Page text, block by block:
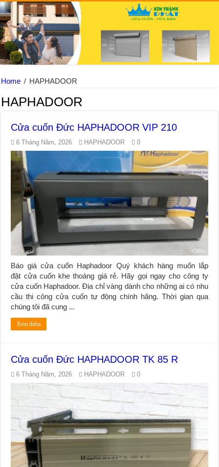
Home / HAPHADOOR
HAPHADOOR
Cửa cuốn Đức HAPHADOOR VIP 210
6 Tháng Năm, 2026 HAPHADOOR 0
Báo giá cửa cuốn Haphadoor Quý khách hàng muốn lắp
đặt cửa cuốn khe thoáng giá rẻ. Hãy gọi ngay cho công ty
cửa cuốn Haphadoor. Địa chỉ vàng dành cho những ai có nhu
cầu thi công cửa cuốn tự động chính hãng. Thời gian qua
chúng tôi đã cung ...
Xem thêm
Cửa cuốn Đức HAPHADOOR TK 85 R
6 Tháng Năm, 2026 HAPHADOOR 0